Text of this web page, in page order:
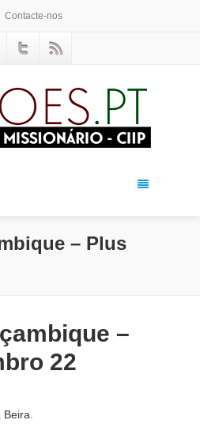
Contacte-nos
– Plus
–
22